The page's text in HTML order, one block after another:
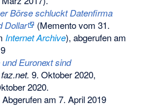
Börse schluckt Datenfirma
Dollar
(Mementovom 31.
Internet Archive), abgerufen am
Euronext sind
faz.net. 9. Oktober 2020,
2020.
Abgerufen am 7. April 2019